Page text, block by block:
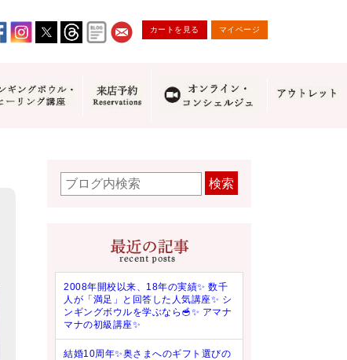
カートを見る マイページ
検索
2008年開校以来、18年の実績✨ 数千
人が「満足」と回答した人気講座✨ シ
ンギングボウルを学ぶなら🥣✨ アマナ
マナの初級講座✨
結婚10周年✨奥さまへのギフト選びの